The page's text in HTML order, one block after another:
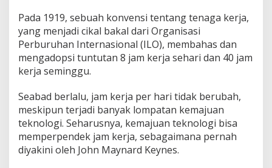
Pada 1919, sebuah konvensi tentang tenaga kerja,
yang menjadi cikal bakal dari Organisasi
Perburuhan Internasional (ILO), membahas dan
mengadopsi tuntutan 8 jam kerja sehari dan 40 jam
kerja seminggu.
Seabad berlalu, jam kerja per hari tidak berubah,
meskipun terjadi banyak lompatan kemajuan
teknologi. Seharusnya, kemajuan teknologi bisa
memperpendek jam kerja, sebagaimana pernah
diyakini oleh John Maynard Keynes.